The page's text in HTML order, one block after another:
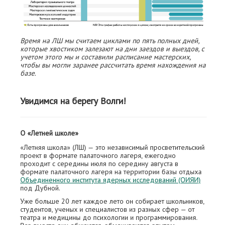
Время на ЛШ мы считаем циклами по пять полных дней,
которые хвостиком залезают на дни заездов и выездов, с
учетом этого мы и составили расписание мастерских,
чтобы вы могли заранее рассчитать время нахождения на
базе.
Увидимся на берегу Волги!
О «Летней школе»
«Летняя школа» (ЛШ) — это независимый просветительский
проект в формате палаточного лагеря, ежегодно
проходит с середины июля по середину августа в
формате палаточного лагеря на территории базы отдыха
Объединенного института ядерных исследований (ОИЯИ)
под Дубной.
Уже больше 20 лет каждое лето он собирает школьников,
студентов, ученых и специалистов из разных сфер — от
театра и медицины до психологии и программирования.